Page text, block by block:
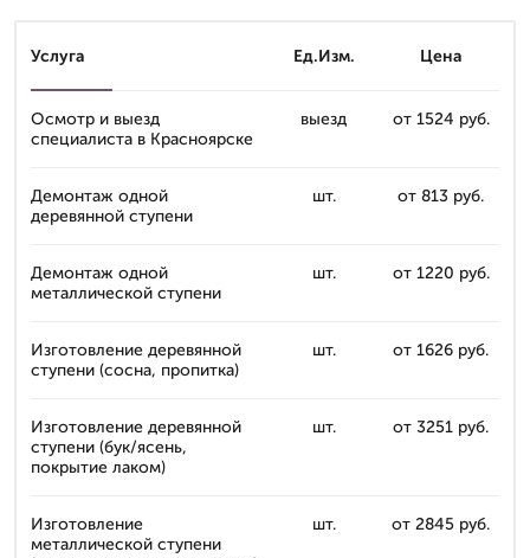
Услуга Ед.Изм. Цена
Осмотр и выезд
специалиста в Красноярске
выезд от 1524 руб.
Демонтаж одной
деревянной ступени
шт. от 813 руб.
Демонтаж одной
металлической ступени
шт. от 1220 руб.
Изготовление деревянной
ступени (сосна, пропитка)
шт. от 1626 руб.
Изготовление деревянной
ступени (бук/ясень,
покрытие лаком)
шт. от 3251 руб.
Изготовление
металлической ступени
шт. от 2845 руб.